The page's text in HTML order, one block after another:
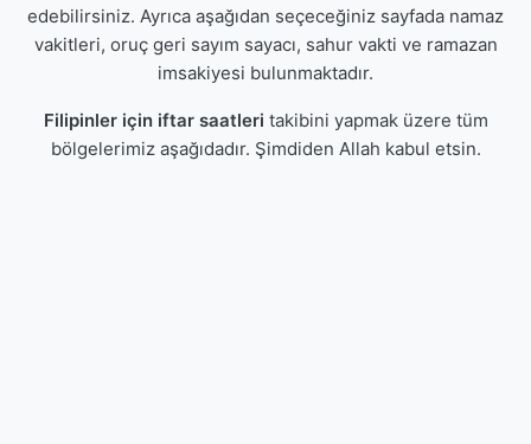
edebilirsiniz. Ayrıca aşağıdan seçeceğiniz sayfada namaz
vakitleri, oruç geri sayım sayacı, sahur vakti ve ramazan
imsakiyesi bulunmaktadır.
Filipinler için iftar saatleri takibini yapmak üzere tüm
bölgelerimiz aşağıdadır. Şimdiden Allah kabul etsin.